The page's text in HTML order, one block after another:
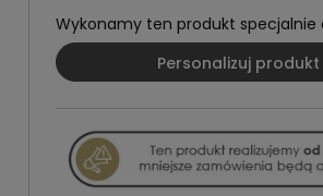
Wykonamy ten produkt specjalnie
Personalizuj produkt